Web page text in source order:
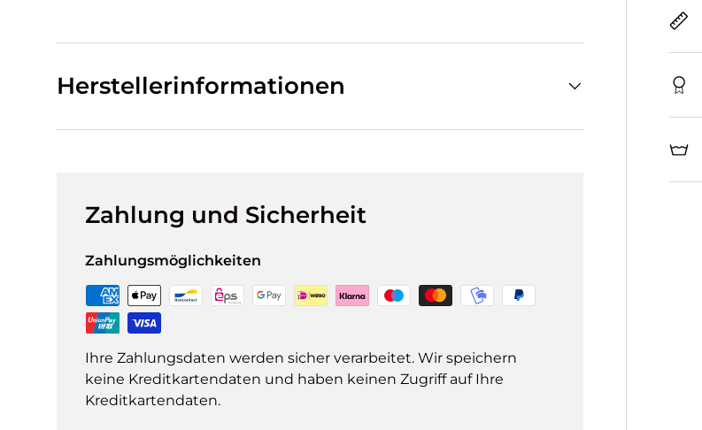
Herstellerinformationen
Zahlung und Sicherheit
Zahlungsmöglichkeiten
Ihre Zahlungsdaten werden sicher verarbeitet. Wir speichern
keine Kreditkartendaten und haben keinen Zugriff auf Ihre
Kreditkartendaten.